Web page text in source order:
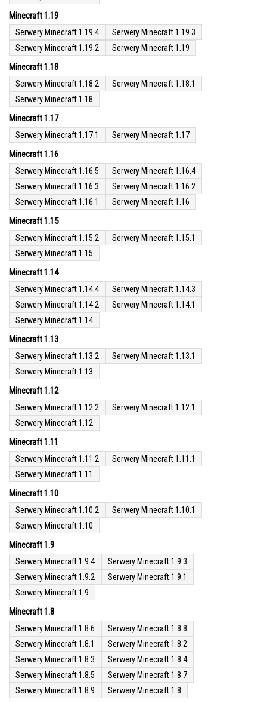
Minecraft 1.19
Serwery Minecraft 1.19.4
Serwery Minecraft 1.19.3
Serwery Minecraft 1.19.2
Serwery Minecraft 1.19
Minecraft 1.18
Serwery Minecraft 1.18.2
Serwery Minecraft 1.18.1
Serwery Minecraft 1.18
Minecraft 1.17
Serwery Minecraft 1.17.1 Serwery Minecraft 1.17
Minecraft 1.16
Serwery Minecraft 1.16.5
Serwery Minecraft 1.16.4
Serwery Minecraft 1.16.3
Serwery Minecraft 1.16.2
Serwery Minecraft 1.16.1
Serwery Minecraft 1.16
Minecraft 1.15
Serwery Minecraft 1.15.2
Serwery Minecraft 1.15.1
Serwery Minecraft 1.15
Minecraft 1.14
Serwery Minecraft 1.14.4
Serwery Minecraft 1.14.3
Serwery Minecraft 1.14.2
Serwery Minecraft 1.14.1
Serwery Minecraft 1.14
Minecraft 1.13
Serwery Minecraft 1.13.2
Serwery Minecraft 1.13.1
Serwery Minecraft 1.13
Minecraft 1.12
Serwery Minecraft 1.12.2
Serwery Minecraft 1.12.1
Serwery Minecraft 1.12
Minecraft 1.11
Serwery Minecraft 1.11.2
Serwery Minecraft 1.11.1
Serwery Minecraft 1.11
Minecraft 1.10
Serwery Minecraft 1.10.2
Serwery Minecraft 1.10.1
Serwery Minecraft 1.10
Minecraft 1.9
Serwery Minecraft 1.9.4
Serwery Minecraft 1.9.3
Serwery Minecraft 1.9.2
Serwery Minecraft 1.9.1
Serwery Minecraft 1.9
Minecraft 1.8
Serwery Minecraft 1.8.6
Serwery Minecraft 1.8.8
Serwery Minecraft 1.8.1
Serwery Minecraft 1.8.2
Serwery Minecraft 1.8.3
Serwery Minecraft 1.8.4
Serwery Minecraft 1.8.5
Serwery Minecraft 1.8.7
Serwery Minecraft 1.8.9
Serwery Minecraft 1.8